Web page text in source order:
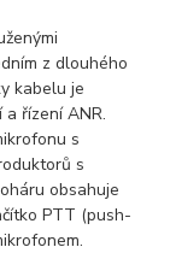
z dlouhého
kabelu je
řízení ANR.
s
s
obsahuje
PTT (push-